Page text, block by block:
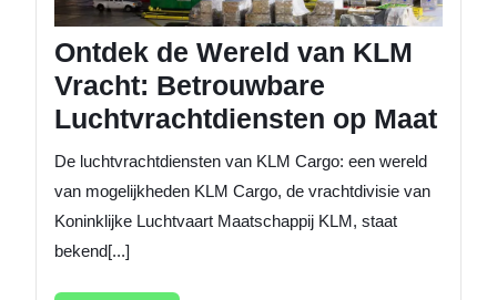
Ontdek de Wereld van KLM
Vracht: Betrouwbare
Luchtvrachtdiensten op Maat
De luchtvrachtdiensten van KLM Cargo: een wereld
van mogelijkheden KLM Cargo, de vrachtdivisie van
Koninklijke Luchtvaart Maatschappij KLM, staat
bekend[...]